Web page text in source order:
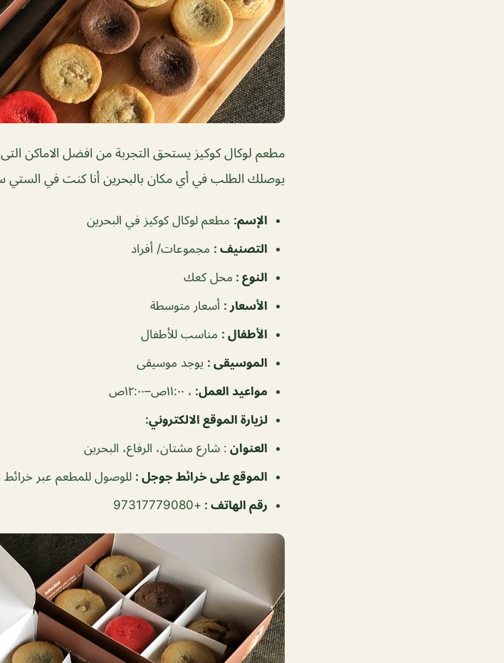
مطعم لوكال كوكيز يستحق التجربة من افضل الاماكن
يوصلك الطلب في أي مكان بالبحرين أنا كنت في
الإسم: مطعم لوكال كوكيز في البحرين
التصنيف : مجموعات/ أفراد
النوع : محل كعك
الأسعار : أسعار متوسطة
الأطفال : مناسب للأطفال
الموسيقى : يوجد موسيقى
مواعيد العمل: ، ١١:٠٠ص–١٢:٠٠ص
لزيارة الموقع الالكتروني:
العنوان : شارع مشتان، الرفاع، البحرين
الموقع على خرائط جوجل : للوصول للمطعم عبر
رقم الهاتف :
+97317779080